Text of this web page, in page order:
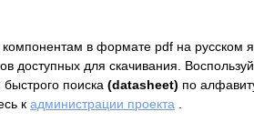
в формате pdf на русском
доступных для скачивания.
поиска (datasheet) по
к администрации проекта .